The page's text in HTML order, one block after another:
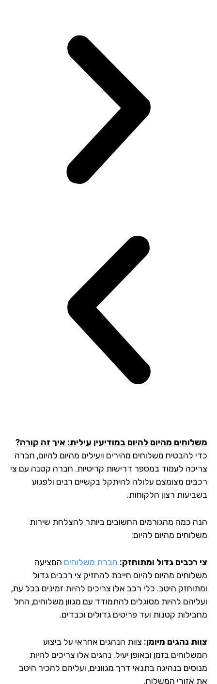
מהיום להיום במודיעין עילית: איך זה קורה?
להבטיח משלוחים מהירים ויעילים מהיום להיום, חברה
לעמוד במספר דרישות קריטיות. חברה קטנה עם צי
מצומצם עלולה להיתקל בקשיים רבים ולפגוע
רצון הלקוחות.
כמה מהגורמים החשובים ביותר להצלחת שירות
מהיום להיום:
רכבים גדול ומתוחזק:חברת משלוחיםהמציעה
מהיום להיום חייבת להחזיק צי רכבים גדול
היטב. כלי רכב אלו צריכים להיות זמינים בכל עת,
להיות מסוגלים להתמודד עם מגוון משלוחים, החל
קטנות ועד פריטים גדולים וכבדים.
נהגים מיומן:צוות הנהגים אחראי על ביצוע
בזמן ובאופן יעיל. נהגים אלו צריכים להיות
בנהיגה בתנאי דרך מגוונים, ועליהם להכיר היטב
אזורי המשלוח.